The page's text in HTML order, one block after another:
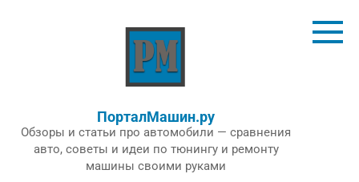
ПорталМашин.ру
Обзоры и статьи про автомобили — сравнения
авто, советы и идеи по тюнингу и ремонту
машины своими руками